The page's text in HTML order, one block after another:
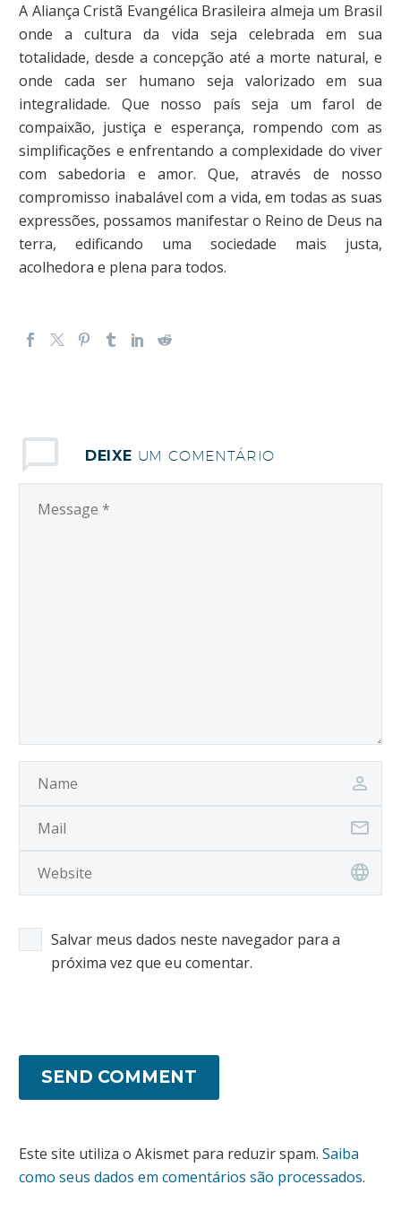
A Aliança Cristã Evangélica Brasileira almeja um Brasil
onde a cultura da vida seja celebrada em sua
totalidade, desde a concepção até a morte natural, e
onde cada ser humano seja valorizado em sua
integralidade. Que nosso país seja um farol de
compaixão, justiça e esperança, rompendo com as
simplificações e enfrentando a complexidade do viver
com sabedoria e amor. Que, através de nosso
compromisso inabalável com a vida, em todas as suas
expressões, possamos manifestar o Reino de Deus na
terra, edificando uma sociedade mais justa,
acolhedora e plena para todos.
DEIXE UM COMENTÁRIO
Salvar meus dados neste navegador para a
próxima vez que eu comentar.
SEND COMMENT
Este site utiliza o Akismet para reduzir spam. Saiba
como seus dados em comentários são processados.